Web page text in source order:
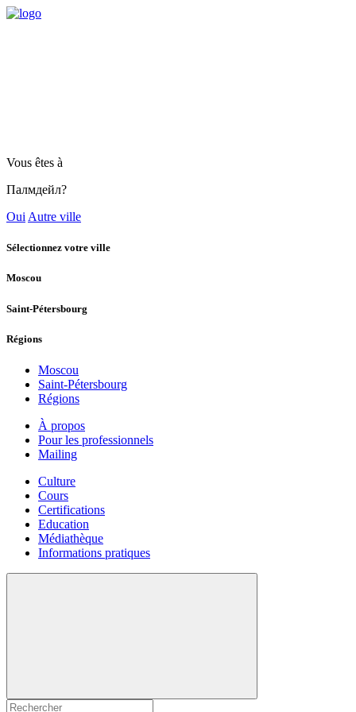
Vous êtes à
Палмдейл?
Oui Autre ville
Sélectionnez votre ville
Moscou
Saint-Pétersbourg
Régions
Moscou
Saint-Pétersbourg
Régions
À propos
Pour les professionnels
Mailing
Culture
Cours
Certifications
Education
Médiathèque
Informations pratiques